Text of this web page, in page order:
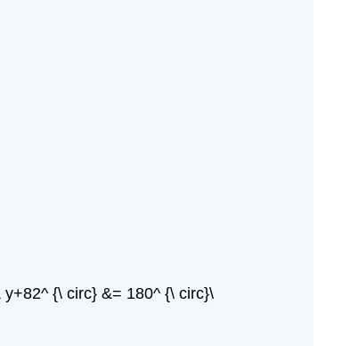
y+82^ {\ circ} &= 180^ {\ circ}\